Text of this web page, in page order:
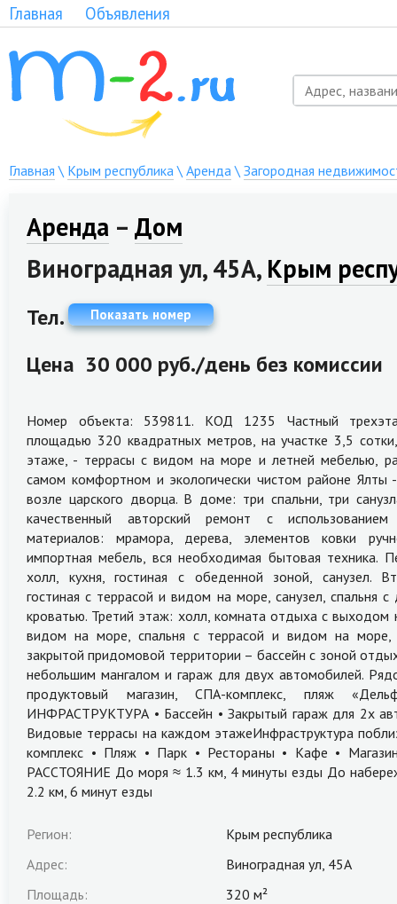
Главная Объявления
Главная \ Крым республика\ Аренда\ Загородная
Аренда – Дом
Виноградная ул, 45А, Крым
Тел. Показать номер
Цена 30 000 руб./день без комиссии
Номер объекта: 539811. КОД 1235 Частный
площадью 320 квадратных метров, на участке 3,5
этаже, - террасы с видом на море и летней мебелью,
самом комфортном и экологически чистом районе Ялты
возле царского дворца. В доме: три спальни, три
качественный авторский ремонт с
материалов: мрамора, дерева, элементов ковки
импортная мебель, вся необходимая бытовая техника.
холл, кухня, гостиная с обеденной зоной, санузел.
гостиная с террасой и видом на море, санузел, спальня с
кроватью. Третий этаж: холл, комната отдыха с выходом
видом на море, спальня с террасой и видом на море,
закрытой придомовой территории – бассейн с зоной
небольшим мангалом и гараж для двух автомобилей.
продуктовый магазин, СПА-комплекс, пляж
ИНФРАСТРУКТУРА • Бассейн • Закрытый гараж для 2х
Видовые террасы на каждом этаже ​​​​​​​Инфраструктура
комплекс • Пляж • Парк • Рестораны • Кафе •
РАССТОЯНИЕ До моря ≈ 1.3 км, 4 минуты езды До
2.2 км, 6 минут езды
Регион:
Крым республика
Адрес:
Виноградная ул, 45А
Площадь:
320 м²